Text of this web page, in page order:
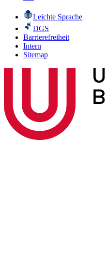
Leichte Sprache
DGS
Barrierefreiheit
Intern
Sitemap